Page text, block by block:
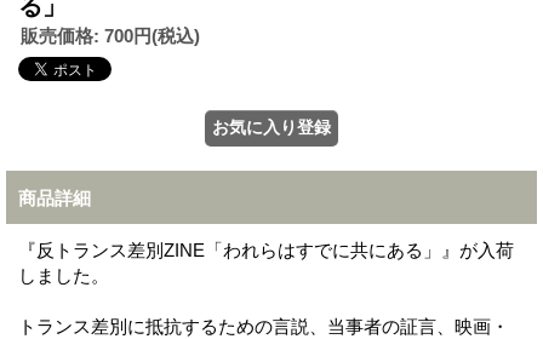
る」
販売価格: 700円(税込)
商品詳細
『反トランス差別ZINE「われらはすでに共にある」』が入荷
しました。
トランス差別に抵抗するための言説、当事者の証言、映画・